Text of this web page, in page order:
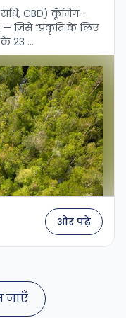
संधि, CBD) कूँमिंग-
— जिसे “प्रकृति के लिए
के 23 …
और पढ़ें
जाएँ